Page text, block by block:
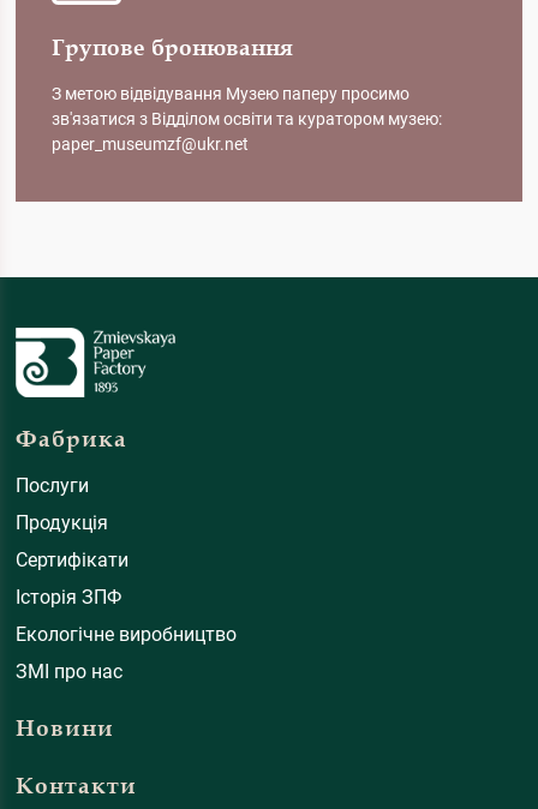
Групове бронювання
З метою відвідування Музею паперу просимо
зв'язатися з Відділом освіти та куратором музею:
paper_museumzf@ukr.net
Фабрика
Послуги
Продукція
Сертифікати
Історія ЗПФ
Екологічне виробництво
ЗМІ про нас
Новини
Контакти